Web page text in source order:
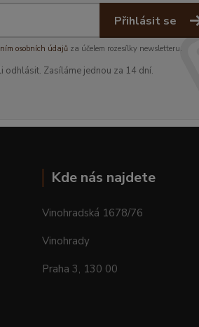
Přihlásit se
osobních údajůza účelem rozesílky newsletteru.
odhlásit. Zasíláme jednou za 14 dní.
Kde nás najdete
Vinohradská 1678/76
Vinohrady
Praha 3, 130 00